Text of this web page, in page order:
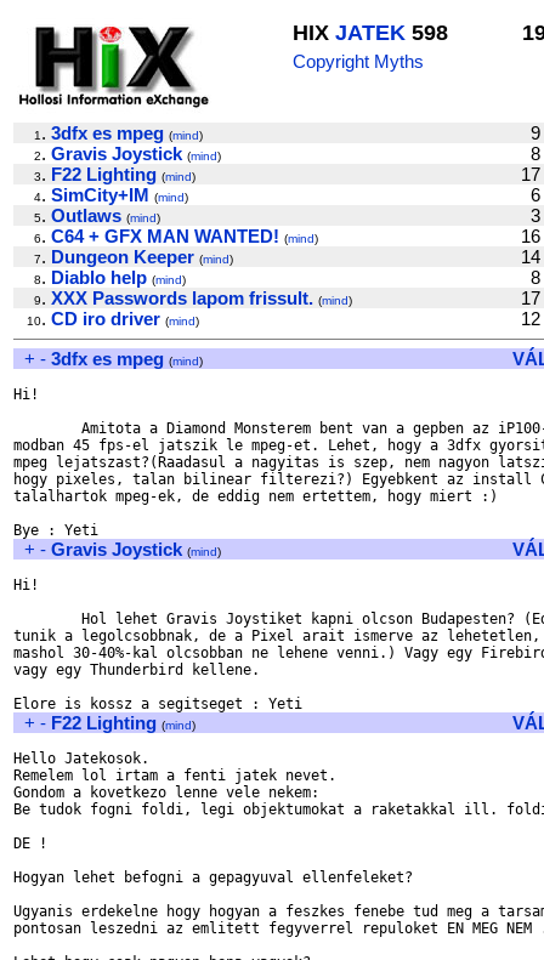
HIX JATEK 598
Copyright Myths
1 . 3dfx es mpeg (mind)
2. Gravis Joystick (mind)
3. F22 Lighting (mind)
4. SimCity+IM (mind)
5. Outlaws (mind)
6. C64 + GFX MAN WANTED! (mind)
7. Dungeon Keeper (mind)
8. Diablo help (mind)
9. XXX Passwords lapom frissult. (mind)
10. CD iro driver (mind)
+ - 3dfx es mpeg (mind)
Hi!
modban 45 fps-el jatszik le mpeg-et. Lehet, hogy a 3dfx
mpeg lejatszast?(Raadasul a nagyitas is szep, nem nagyon
hogy pixeles, talan bilinear filterezi?) Egyebkent az install
talalhartok mpeg-ek, de eddig nem ertettem, hogy miert :)
+ - Gravis Joystick (mind)
Hi!
tunik a legolcsobbnak, de a Pixel arait ismerve az lehetetlen,
mashol 30-40%-kal olcsobban ne lehene venni.) Vagy egy
vagy egy Thunderbird kellene.
+ - F22 Lighting (mind)
Hello Jatekosok.
Remelem lol irtam a fenti jatek nevet.
Gondom a kovetkezo lenne vele nekem:
Be tudok fogni foldi, legi objektumokat a raketakkal ill.
DE !
Hogyan lehet befogni a gepagyuval ellenfeleket?
Ugyanis erdekelne hogy hogyan a feszkes fenebe tud meg a
pontosan leszedni az emlitett fegyverrel repuloket EN MEG NEM